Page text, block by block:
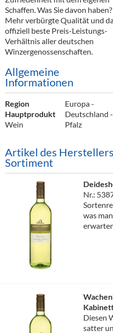
Barzubehör
Equipment
Verpackung
Hygieneartikel &
Schaffen. Was Sie davon haben?
Mehr verbürgte Qualität und
offiziell beste Preis-Leistungs-
Verhältnis aller deutschen
Winzergenossenschaften.
Allgemeine
Informationen
Region
Europa -
Deutschland -
Pfalz
Hauptprodukt
Wein
Artikel des
Sortiment
Nr.:
was
Diesen
satter